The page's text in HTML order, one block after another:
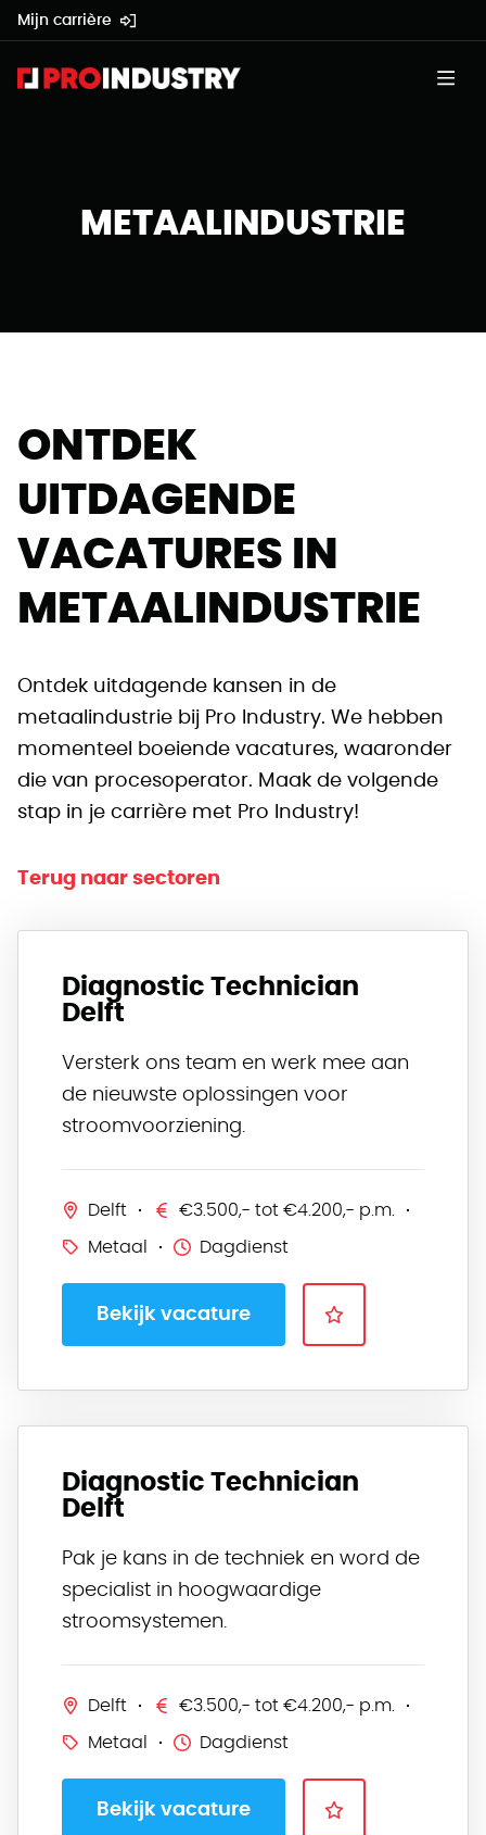
Mijn carrière
METAALINDUSTRIE
ONTDEK
UITDAGENDE
VACATURES IN
METAALINDUSTRIE
Ontdek uitdagende kansen in de
metaalindustrie bij Pro Industry. We hebben
momenteel boeiende vacatures, waaronder
die van procesoperator. Maak de volgende
stap in je carrière met Pro Industry!
Terug naar sectoren
Diagnostic Technician
Delft
Versterk ons team en werk mee aan
de nieuwste oplossingen voor
stroomvoorziening.
Delft €3.500,- tot €4.200,- p.m.
Metaal Dagdienst
Bekijk vacature
Diagnostic Technician
Delft
Pak je kans in de techniek en word de
specialist in hoogwaardige
stroomsystemen.
Delft €3.500,- tot €4.200,- p.m.
Metaal Dagdienst
Bekijk vacature